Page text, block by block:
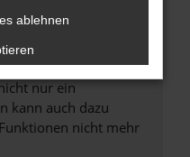
Browser und dein
neuesten Stand
nur ein
kann auch dazu
nicht mehr
ablehnen